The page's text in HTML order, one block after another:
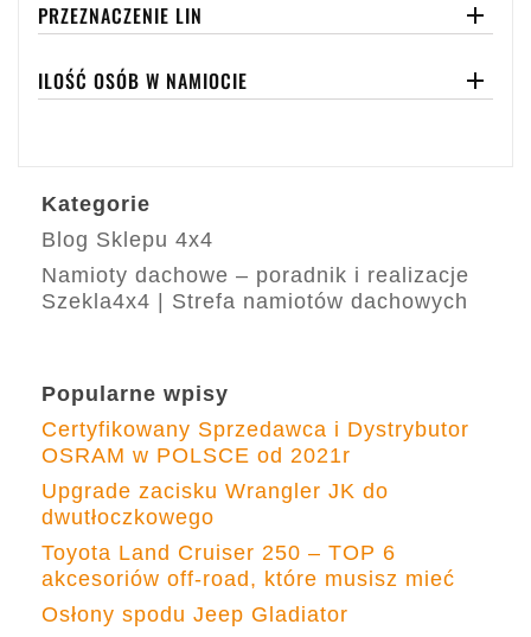
PRZEZNACZENIE LIN 
ILOŚĆ OSÓB W NAMIOCIE 
Kategorie
Blog Sklepu 4x4
Namioty dachowe – poradnik i realizacje
Szekla4x4 | Strefa namiotów dachowych
Popularne wpisy
Certyfikowany Sprzedawca i Dystrybutor
OSRAM w POLSCE od 2021r
Upgrade zacisku Wrangler JK do
dwutłoczkowego
Toyota Land Cruiser 250 – TOP 6
akcesoriów off-road, które musisz mieć
Osłony spodu Jeep Gladiator